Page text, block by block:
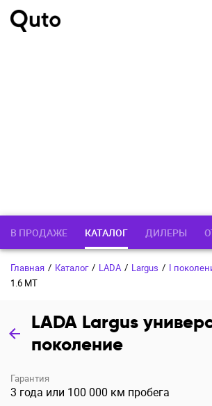
В ПРОДАЖЕ КАТАЛОГ ДИЛЕРЫ
Главная / Каталог / LADA / Largus / I
1.6 MT
LADA Largus
поколение
Гарантия
3 года или 100 000 км пробега